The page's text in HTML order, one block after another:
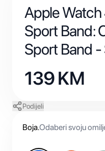
Apple
Sport Band:
Sport Band -
139KM
Podijeli
Boja.Odaberi svoju